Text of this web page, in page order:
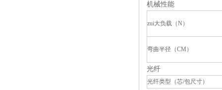
机械性能
zui大负载（N）
弯曲半径（CM）
光纤
光纤类型（芯/包尺寸）